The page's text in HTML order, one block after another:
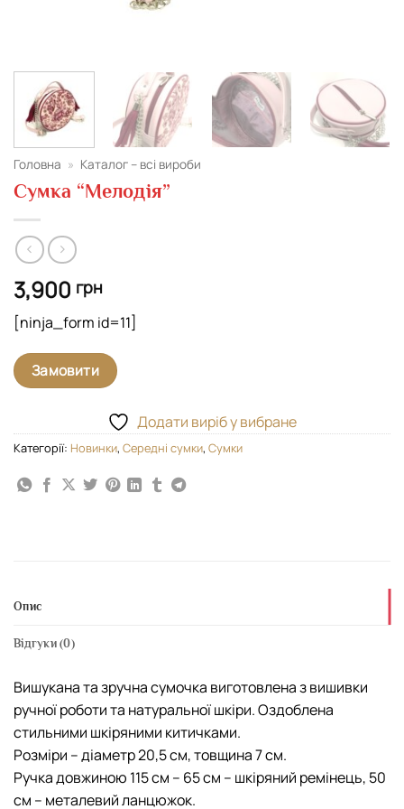
Головна » Каталог – всі вироби
Сумка “Мелодія”
3,900 грн
[ninja_form id=11]
Замовити
Додати виріб у вибране
Категорії: Новинки, Середні сумки, Сумки
Опис
Відгуки (0)
Вишукана та зручна сумочка виготовлена з вишивки
ручної роботи та натуральної шкіри. Оздоблена
стильними шкіряними китичками.
Розміри – діаметр 20,5 см, товщина 7 см.
Ручка довжиною 115 см – 65 см – шкіряний ремінець, 50
см – металевий ланцюжок.